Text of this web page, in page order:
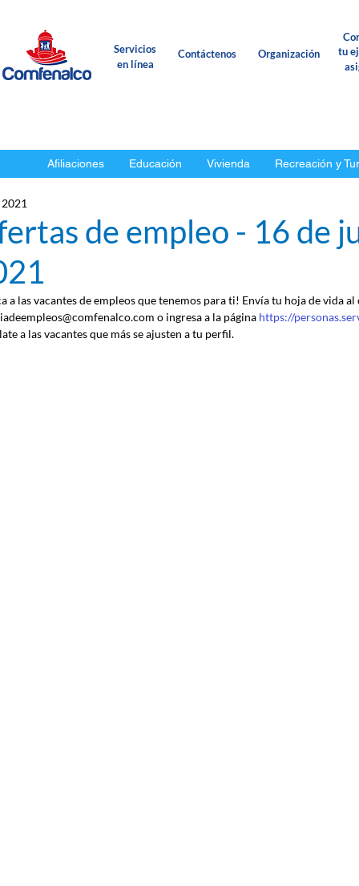
Servicios
en línea
Contáctenos Organización
tu
Afiliaciones Educación Vivienda Recreación y
de empleo - 16 de
a las vacantes de empleos que tenemos para ti! Envía tu hoja de vida
o ingresa a la página https://
a las vacantes que más se ajusten a tu perfil.